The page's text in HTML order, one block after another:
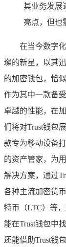
其业务发展
亮点，但也
在当今数字
璨的新星，以其
的加密钱包，恰
作为其中一款备
卓越的性能，在
们将对Trust钱包
款专为移动设备
的资产管家，为
解决方案，通过
各种主流加密货
特币（LTC）等
能在Trust钱包中
还能借助Trust钱